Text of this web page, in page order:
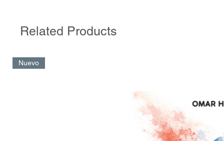
Related Products
Nuevo